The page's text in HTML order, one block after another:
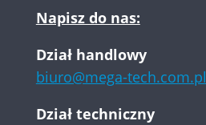
Napisz do nas:
Dział handlowy
biuro@mega-tech.com.pl
Dział techniczny